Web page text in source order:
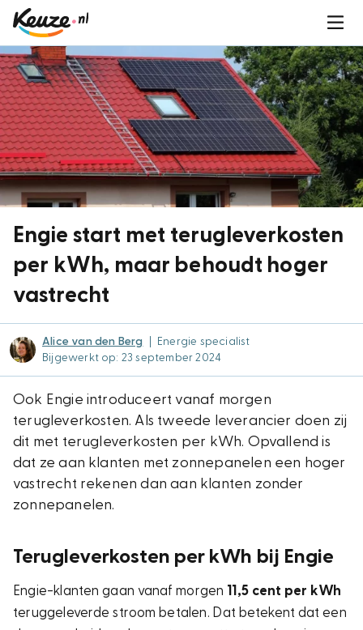
Engie start met terugleverkosten
per kWh, maar behoudt hoger
vastrecht
Alice van den Berg
Energie specialist
Bijgewerkt op: 23 september 2024
Ook Engie introduceert vanaf morgen
terugleverkosten. Als tweede leverancier doen zij
dit met terugleverkosten per kWh. Opvallend is
dat ze aan klanten met zonnepanelen een hoger
vastrecht rekenen dan aan klanten zonder
zonnepanelen.
Terugleverkosten per kWh bij Engie
Engie-klanten gaan vanaf morgen 11,5 cent per kWh
teruggeleverde stroom betalen. Dat betekent dat een